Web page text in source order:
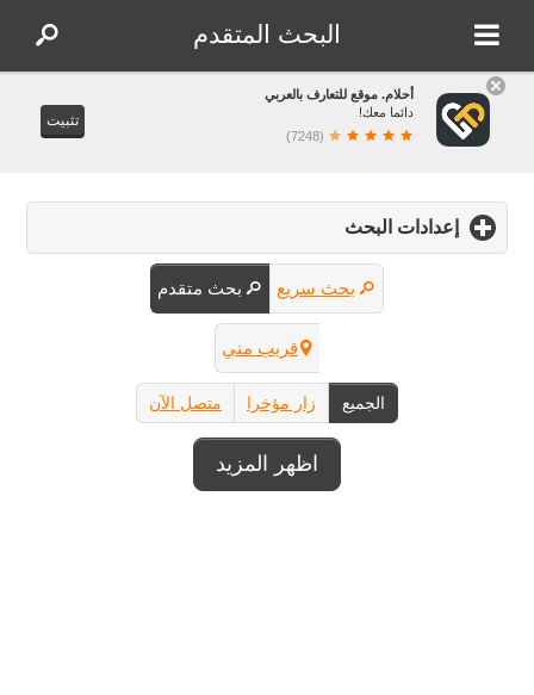
البحث المتقدم
أحلام. موقع للتعارف بالعربي
دائما معك!
(7248)
تثبيت
إعدادات البحث
to
contents
بحث سريع بحث متقدم
قريب مني
الجميع زار مؤخرا متصل الآن
اظهر المزيد